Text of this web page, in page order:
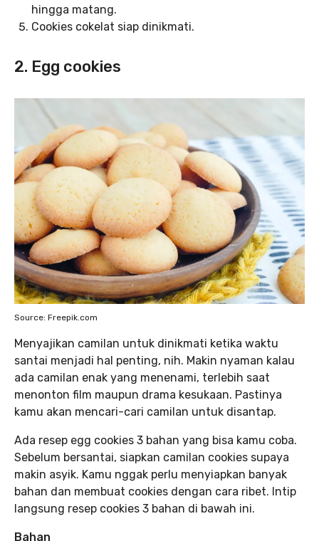
hingga matang.
Cookies cokelat siap dinikmati.
2. Egg cookies
Source: Freepik.com
Menyajikan camilan untuk dinikmati ketika waktu
santai menjadi hal penting, nih. Makin nyaman kalau
ada camilan enak yang menenami, terlebih saat
menonton film maupun drama kesukaan. Pastinya
kamu akan mencari-cari camilan untuk disantap.
Ada resep egg cookies 3 bahan yang bisa kamu coba.
Sebelum bersantai, siapkan camilan cookies supaya
makin asyik. Kamu nggak perlu menyiapkan banyak
bahan dan membuat cookies dengan cara ribet. Intip
langsung resep cookies 3 bahan di bawah ini.
Bahan